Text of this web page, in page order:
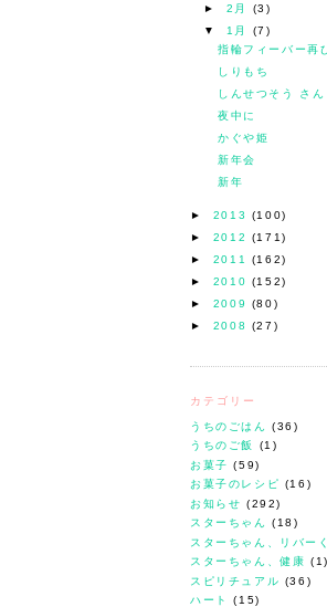
► 2月 (3)
▼
1月 (7)
指輪フィーバー再
しりもち
しんせつそう さん
夜中に
かぐや姫
新年会
新年
► 2013 (100)
► 2012 (171)
► 2011 (162)
► 2010 (152)
► 2009 (80)
► 2008 (27)
カテゴリー
うちのごはん
(36)
うちのご飯
(1)
お菓子 (59)
お菓子のレシピ (16)
お知らせ (292)
スターちゃん
(18)
スターちゃん、リバー
スターちゃん、健康
スピリチュアル (36)
ハート
(15)